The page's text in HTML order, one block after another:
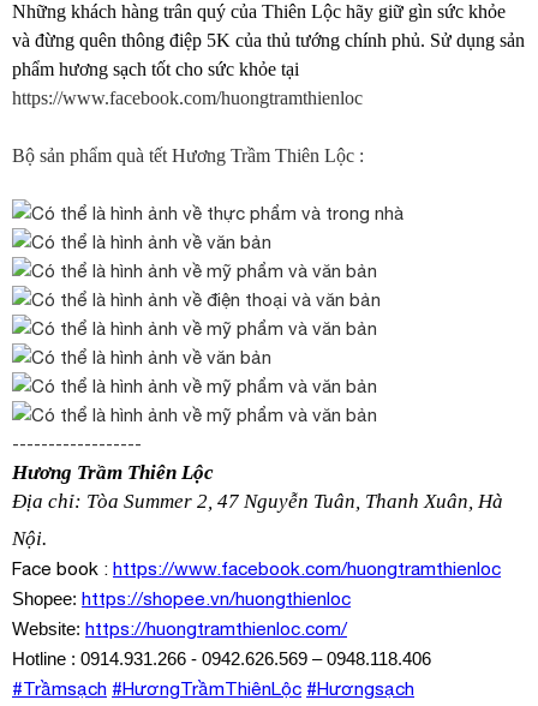
Những khách hàng trân quý của Thiên Lộc hãy giữ gìn sức khỏe
và đừng quên thông điệp 5K của thủ tướng chính phủ. Sử dụng sản
phẩm hương sạch tốt cho sức khỏe tại
https://www.facebook.com/huongtramthienloc
Bộ sản phẩm quà tết Hương Trầm Thiên Lộc :
------------------
Hương Trầm Thiên Lộc
Địa chỉ: Tòa Summer 2, 47 Nguyễn Tuân, Thanh Xuân, Hà
Nội.
Face book : https://www.facebook.com/huongtramthienloc
Shopee: https://shopee.vn/huongthienloc
Website: https://huongtramthienloc.com/
Hotline : 0914.931.266 - 0942.626.569 – 0948.118.406
#Trầmsạch #HươngTrầmThiênLộc #Hươngsạch